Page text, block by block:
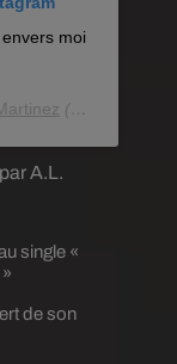
A.L.
moi
(@cesarbarjean) le
single «
de son